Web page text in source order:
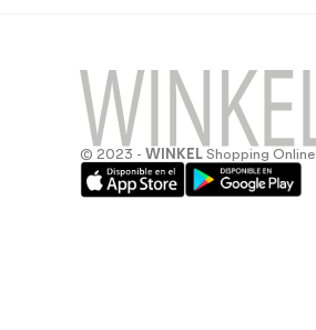
© 2023 - WINKEL Shopping Online